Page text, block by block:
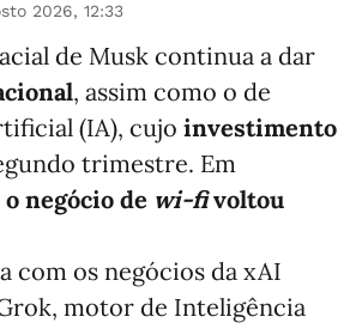
2026, 12:33
de Musk continua a dar
, assim como o de
(IA), cujo investimento
trimestre. Em
o negócio de wi-fivoltou
com os negócios da xAI
motor de Inteligência